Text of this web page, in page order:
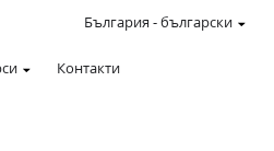
Контакти
България -български